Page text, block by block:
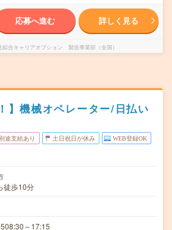
応募へ進む 詳しく見る
綜合キャリアオプション 製造事業部（全国）
】機械オペレーター/日払い
途支給あり 土日祝日が休み WEB登録OK
徒歩10分
～17:15